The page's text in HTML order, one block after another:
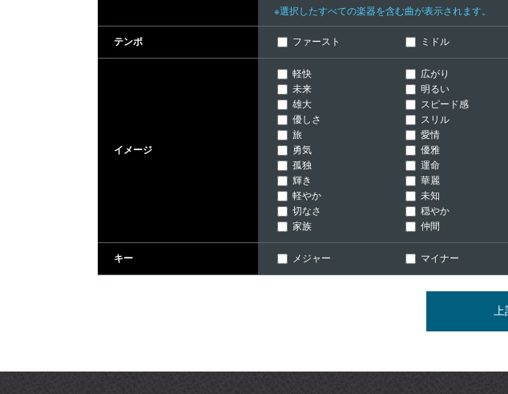
※選択したすべての楽器を含む曲が表示されます。
テンポ ファースト ミドル
イメージ
軽快 広がり
未来
明るい
雄大
スピード感
優しさ
スリル
旅
愛情
勇気
優雅
孤独
運命
輝き
華麗
軽やか
未知
切なさ
穏やか
家族
仲間
キー メジャー マイナー